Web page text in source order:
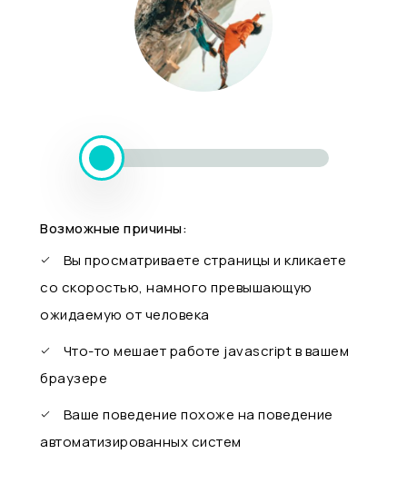
Возможные причины:
Вы просматриваете страницы и кликаете
со скоростью, намного превышающую
ожидаемую от человека
Что-то мешает работе javascript в вашем
браузере
Ваше поведение похоже на поведение
автоматизированных систем